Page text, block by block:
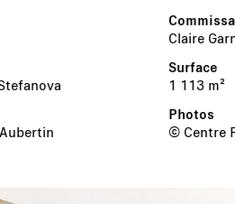
Claire
1 113 m²
© Centre